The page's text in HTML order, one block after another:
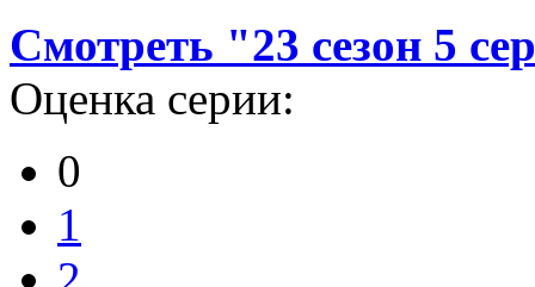
Смотреть "23 сезон 5
Оценка серии:
0
1